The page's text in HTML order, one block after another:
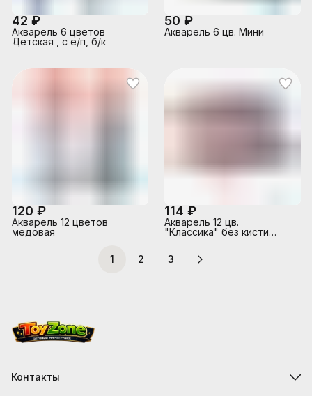
42 ₽
Акварель 6 цветов
Детская , с е/п, б/к
50 ₽
Акварель 6 цв. Мини
120 ₽
Акварель 12 цветов
медовая
114 ₽
Акварель 12 цв.
"Классика" без кисти
1
2 3
Контакты